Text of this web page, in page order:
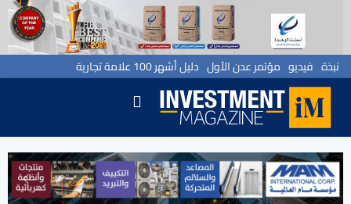
نبذة فيديو مؤتمر عدن الأول دليل أشهر 100 علامة تجارية